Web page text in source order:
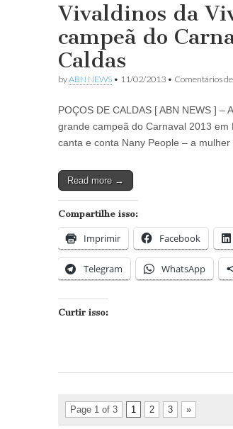
Vivaldinos da
campeã do
Caldas
byABN NEWS • 11/02/2013 • Comentários
POÇOS DE CALDAS [ ABN NEWS ] –
grande campeã do Carnaval 2013 em
canta e conta Nany People – a mulher
Read more →
Compartilhe isso:
Imprimir Facebook
Telegram WhatsApp
Curtir isso:
Page 1 of 3 1 2 3 »